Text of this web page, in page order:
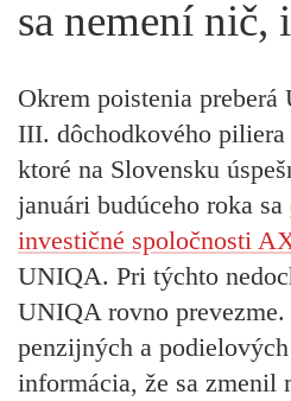
sa nemení nič,
Okrem poistenia
III. dôchodkového
ktoré na Slovensku
januári budúceho roka sa
investičné spoločnosti
UNIQA. Pri týchto
UNIQA rovno
penzijných a
informácia, že sa zmenil